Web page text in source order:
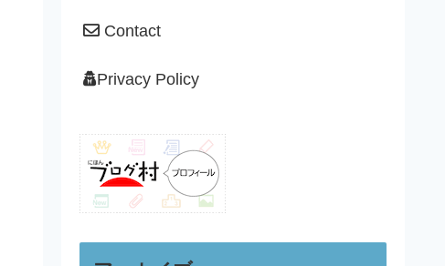
Contact
Privacy Policy